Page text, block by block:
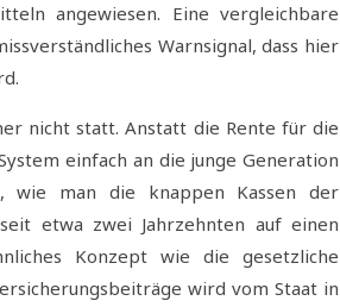
angewiesen. Eine vergleichbare
Warnsignal, dass hier
nicht statt. Anstatt die Rente für die
einfach an die junge Generation
wie man die knappen Kassen der
etwa zwei Jahrzehnten auf einen
Konzept wie die gesetzliche
wird vom Staat in